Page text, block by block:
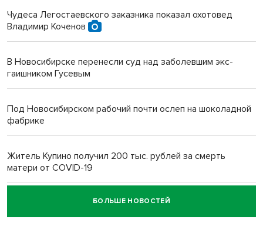
Чудеса Легостаевского заказника показал охотовед
Владимир Коченов
В Новосибирске перенесли суд над заболевшим экс-
гаишником Гусевым
Под Новосибирском рабочий почти ослеп на шоколадной
фабрике
Житель Купино получил 200 тыс. рублей за смерть
матери от COVID-19
Новосибирский суд наказал водителя за смерть
пенсионерки на вокзале
БОЛЬШЕ НОВОСТЕЙ